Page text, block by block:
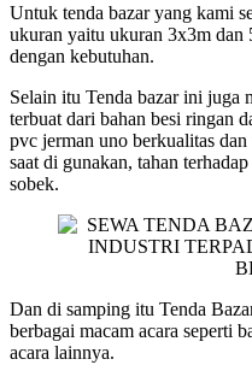
Untuk tenda bazar yang kami
ukuran yaitu ukuran 3x3m dan
dengan kebutuhan.
Selain itu Tenda bazar ini
terbuat dari bahan besi ringan
pvc jerman uno berkualitas
saat di gunakan, tahan
sobek.
Dan di samping itu Tenda
berbagai macam acara seperti
acara lainnya.